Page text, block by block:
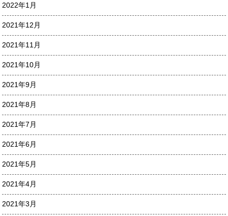
2022年1月
2021年12月
2021年11月
2021年10月
2021年9月
2021年8月
2021年7月
2021年6月
2021年5月
2021年4月
2021年3月